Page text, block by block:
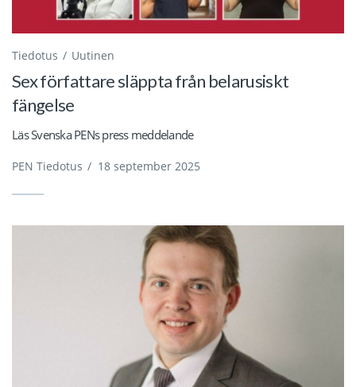
Tiedotus Uutinen
Sex författare släppta från belarusiskt
fängelse
Läs Svenska PENs press meddelande
PEN Tiedotus / 18 september 2025